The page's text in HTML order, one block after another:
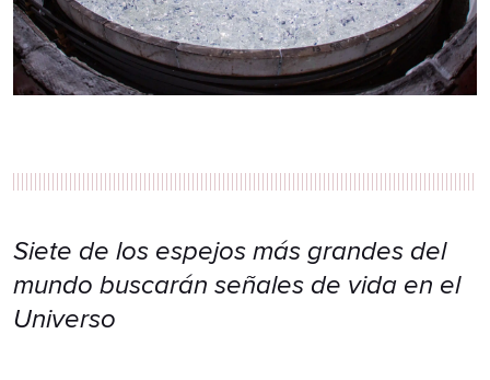
Siete de los espejos más grandes del
mundo buscarán señales de vida en el
Universo